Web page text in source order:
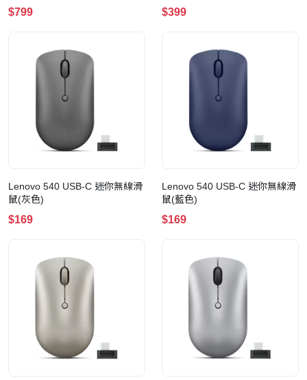
$799 $399
Lenovo 540 USB-C 迷你無線滑
鼠(灰色)
$169
Lenovo 540 USB-C 迷你無線滑
鼠(藍色)
$169